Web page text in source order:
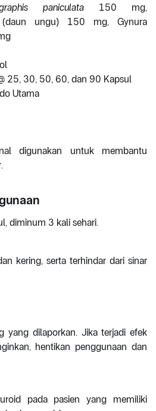
paniculata 150 mg,
(daun ungu) 150 mg, Gynura
25, 30, 50, 60, dan 90 Kapsul
Utama
digunakan untuk membantu
diminum 3 kali sehari.
kering, serta terhindar dari sinar
yang dilaporkan. Jika terjadi efek
hentikan penggunaan dan
pada pasien yang memiliki